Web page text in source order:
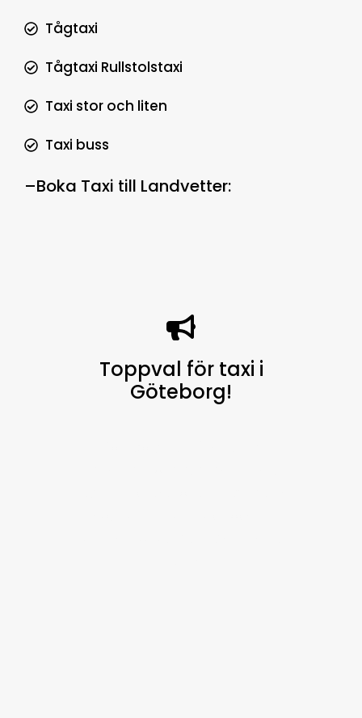
Tågtaxi
Tågtaxi Rullstolstaxi
Taxi stor och liten
Taxi buss
–Boka Taxi till Landvetter:
Toppval för taxi i
Göteborg!